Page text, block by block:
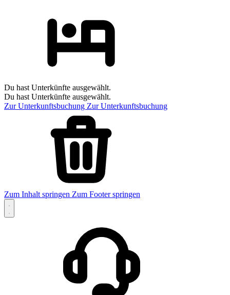
Du hast Unterkünfte ausgewählt.
Du hast Unterkünfte ausgewählt.
Zur Unterkunftsbuchung Zur Unterkunftsbuchung
Zum Inhalt springen Zum Footer springen